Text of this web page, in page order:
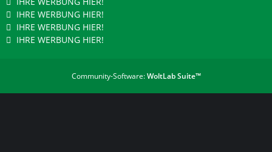
IHRE WERBUNG HIER!
IHRE WERBUNG HIER!
IHRE WERBUNG HIER!
Community-Software:WoltLab Suite™